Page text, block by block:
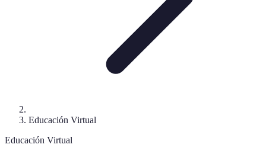
Educación Virtual
Educación Virtual